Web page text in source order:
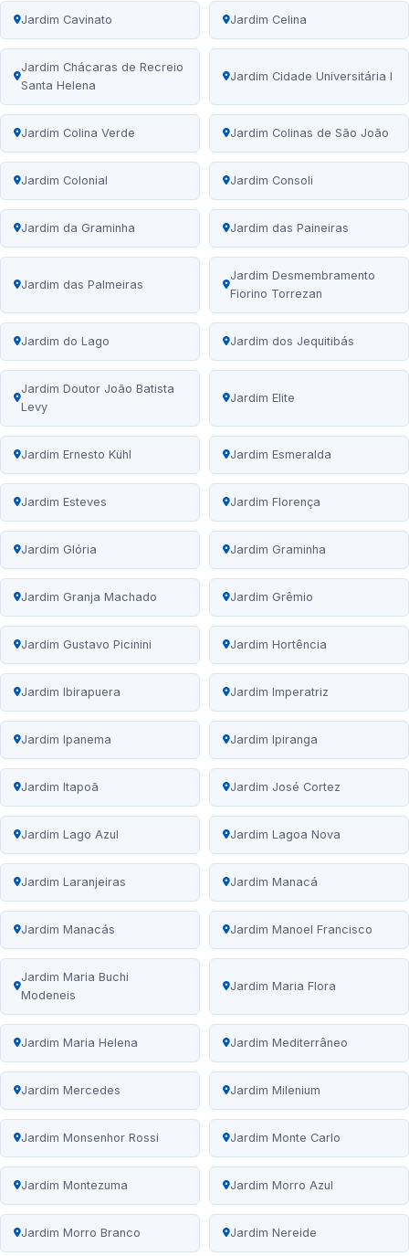
Jardim Cavinato Jardim Celina
Jardim Chácaras de Recreio
Santa Helena
Jardim Cidade Universitária I
Jardim Colina Verde Jardim Colinas de São João
Jardim Colonial Jardim Consoli
Jardim da Graminha Jardim das Paineiras
Jardim das Palmeiras
Jardim Desmembramento
Fiorino Torrezan
Jardim do Lago Jardim dos Jequitibás
Jardim Doutor João Batista
Levy
Jardim Elite
Jardim Ernesto Kühl Jardim Esmeralda
Jardim Esteves Jardim Florença
Jardim Glória Jardim Graminha
Jardim Granja Machado Jardim Grêmio
Jardim Gustavo Picinini Jardim Hortência
Jardim Ibirapuera Jardim Imperatriz
Jardim Ipanema Jardim Ipiranga
Jardim Itapoã Jardim José Cortez
Jardim Lago Azul Jardim Lagoa Nova
Jardim Laranjeiras Jardim Manacá
Jardim Manacás Jardim Manoel Francisco
Jardim Maria Buchi
Modeneis
Jardim Maria Flora
Jardim Maria Helena Jardim Mediterrâneo
Jardim Mercedes Jardim Milenium
Jardim Monsenhor Rossi Jardim Monte Carlo
Jardim Montezuma Jardim Morro Azul
Jardim Morro Branco Jardim Nereide